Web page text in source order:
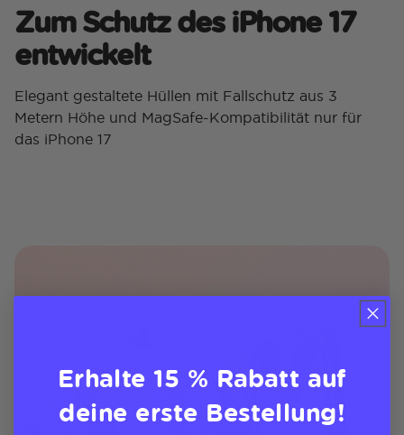
Zum Schutz des iPhone 17
entwickelt
Elegant gestaltete Hüllen mit Fallschutz aus 3
Metern Höhe und MagSafe-Kompatibilität nur für
das iPhone 17
Erhalte 15 % Rabatt auf
deine erste Bestellung!